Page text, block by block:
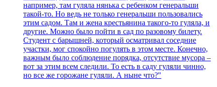
например, там гуляла нянька с ребенком генеральши
такой-то. Но ведь не только генеральши пользовались
этим садом. Там и жена крестьянина такого-то гуляла, и
другие. Можно было пойти в сад по разовому билету.
Студент с барышней, который осматривал соседние
участки, мог спокойно погулять в этом месте. Конечно,
важным было соблюдение порядка, отсутствие мусора –
вот за этим всем следили. То есть в саду гуляли чинно,
но все же горожане гуляли. А ныне что?"